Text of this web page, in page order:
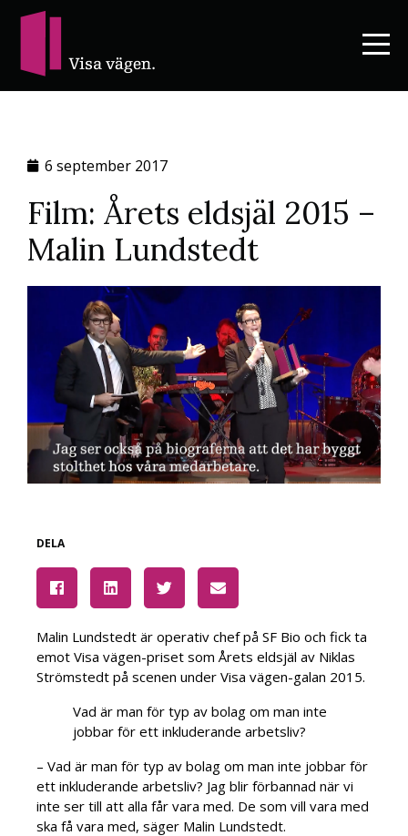
6 september 2017
Film: Årets eldsjäl 2015 –
Malin Lundstedt
DELA
Malin Lundstedt är operativ chef på SF Bio och fick ta
emot Visa vägen-priset som Årets eldsjäl av Niklas
Strömstedt på scenen under Visa vägen-galan 2015.
Vad är man för typ av bolag om man inte
jobbar för ett inkluderande arbetsliv?
– Vad är man för typ av bolag om man inte jobbar för
ett inkluderande arbetsliv? Jag blir förbannad när vi
inte ser till att alla får vara med. De som vill vara med
ska få vara med, säger Malin Lundstedt.